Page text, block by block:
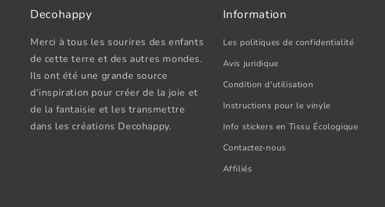
Decohappy
Merci à tous les sourires des enfants
de cette terre et des autres mondes.
Ils ont été une grande source
d'inspiration pour créer de la joie et
de la fantaisie et les transmettre
dans les créations Decohappy.
Information
Les politiques de confidentialité
Avis juridique
Condition d'utilisation
Instructions pour le vinyle
Info stickers en Tissu Écologique
Contactez-nous
Affiliés